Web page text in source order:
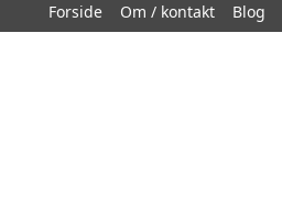
Forside
Om / kontakt Blog